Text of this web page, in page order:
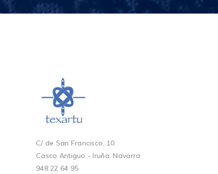
C/ de San Francisco, 10
Casco Antiguo - Iruña. Navarra
948 22 64 95